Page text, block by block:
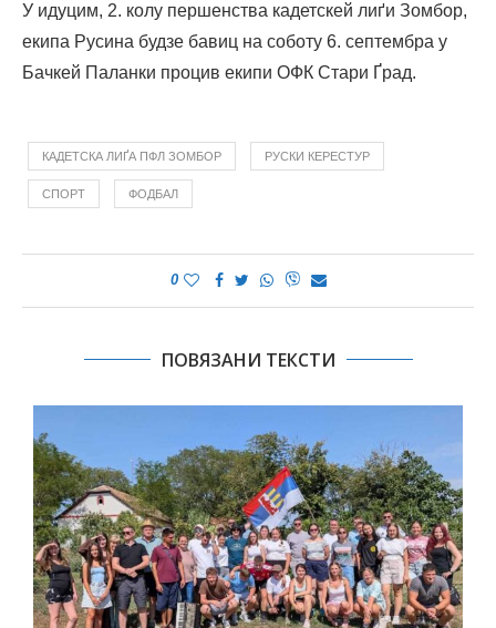
У идуцим, 2. колу першенства кадетскей лиґи Зомбор,
екипа Русина будзе бавиц на соботу 6. септембра у
Бачкей Паланки процив екипи ОФК Стари Ґрад.
КАДЕТСКА ЛИҐА ПФЛ ЗОМБОР РУСКИ КЕРЕСТУР
СПОРТ ФОДБАЛ
0
ПОВЯЗАНИ ТЕКСТИ